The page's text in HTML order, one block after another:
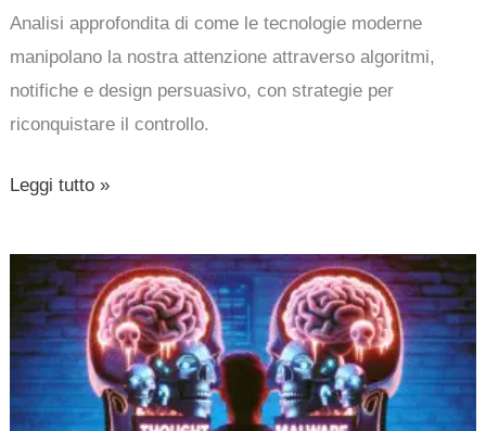
Analisi approfondita di come le tecnologie moderne
manipolano la nostra attenzione attraverso algoritmi,
notifiche e design persuasivo, con strategie per
riconquistare il controllo.
Leggi tutto »
Pensavi
di
essere
al
sicuro?